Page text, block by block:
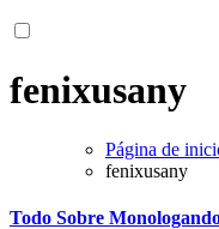
fenixusany
Página de
fenixusany
Todo Sobre